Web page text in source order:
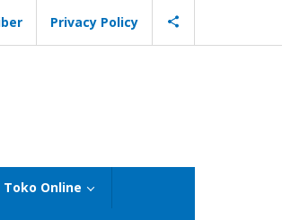
Privacy Policy
Toko Online